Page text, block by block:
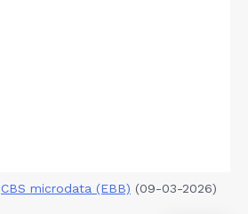
CBS microdata (EBB) (09-03-2026)